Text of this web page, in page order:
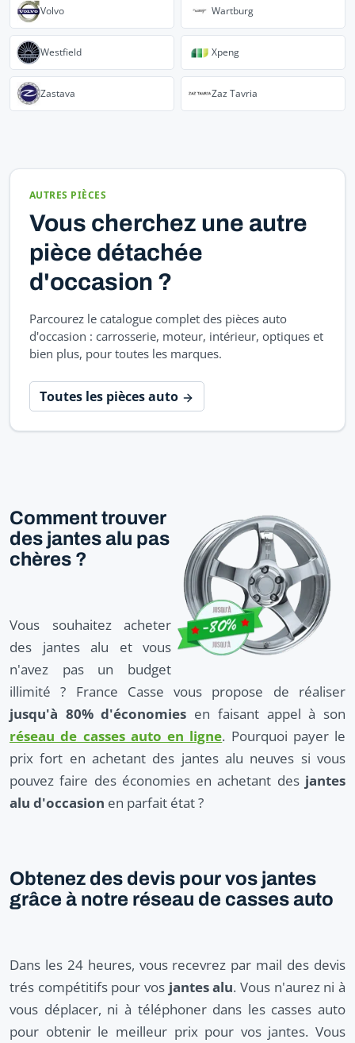
Volvo Wartburg
Westfield Xpeng
Zastava Zaz Tavria
AUTRES PIÈCES
Vous cherchez une autre
pièce détachée
d'occasion ?
Parcourez le catalogue complet des pièces auto
d'occasion : carrosserie, moteur, intérieur, optiques et
bien plus, pour toutes les marques.
Toutes les pièces auto
Comment trouver
des jantes alu pas
chères ?
Vous souhaitez acheter
des jantes alu et vous
n'avez pas un budget
illimité ? France Casse vous propose de réaliser
jusqu'à 80% d'économies en faisant appel à son
réseau de casses auto en ligne. Pourquoi payer le
prix fort en achetant des jantes alu neuves si vous
pouvez faire des économies en achetant des jantes
alu d'occasion en parfait état ?
Obtenez des devis pour vos jantes
grâce à notre réseau de casses auto
Dans les 24 heures, vous recevrez par mail des devis
trés compétitifs pour vos jantes alu. Vous n'aurez ni à
vous déplacer, ni à téléphoner dans les casses auto
pour obtenir le meilleur prix pour vos jantes. Vous